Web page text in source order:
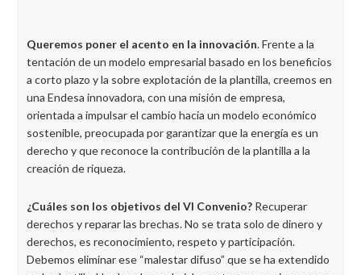
Queremos poner el acento en la innovación. Frente a la
tentación de un modelo empresarial basado en los beneficios
a corto plazo y la sobre explotación de la plantilla, creemos en
una Endesa innovadora, con una misión de empresa,
orientada a impulsar el cambio hacia un modelo económico
sostenible, preocupada por garantizar que la energía es un
derecho y que reconoce la contribución de la plantilla a la
creación de riqueza.
¿Cuáles son los objetivos del VI Convenio? Recuperar
derechos y reparar las brechas. No se trata solo de dinero y
derechos, es reconocimiento, respeto y participación.
Debemos eliminar ese “malestar difuso” que se ha extendido